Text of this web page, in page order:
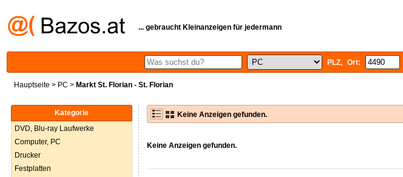
... gebraucht Kleinanzeigen für jedermann
PLZ, Ort:
Hauptseite > PC > Markt St. Florian - St. Florian
Kategorie
DVD, Blu-ray Laufwerke
Computer, PC
Drucker
Festplatten
Keine Anzeigen gefunden.
Keine Anzeigen gefunden.